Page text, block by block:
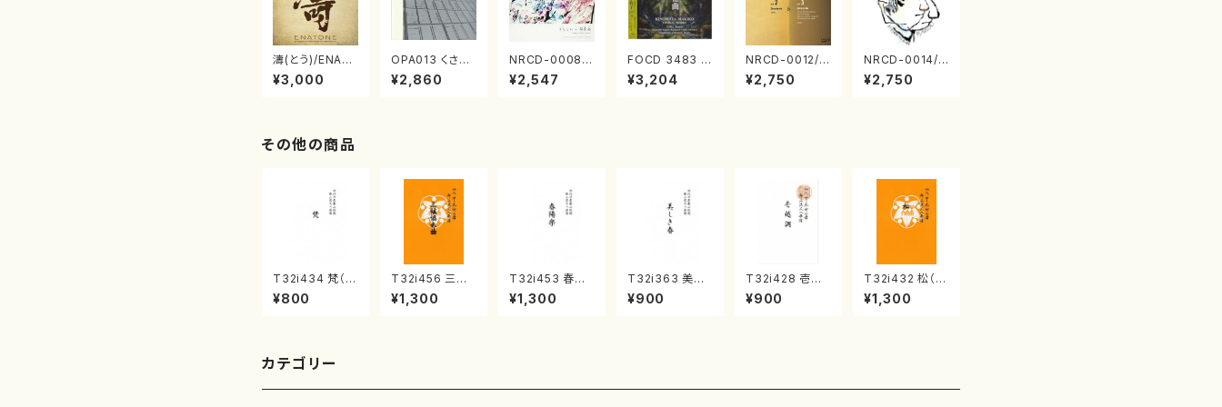
濤(とう)/ENAT
ONE エナトーネ
(CD)
¥3,000
OPA013 くさび
ら／諸井誠(電子
音楽／CD)
¥2,860
NRCD-0008
ブラジルの抽象
画（ギター, パー
¥2,547
FOCD 3483 邪
宗門秘曲(混声
合唱/木下牧子/
¥3,204
NRCD-0012/0
013 MAKOTO
NAKAMURA S
¥2,750
NRCD-0014/0
015 MAKOTO
NAKAMURA S
¥2,750
その他の商品
T32i434 梵（尺
八/大月宗明/楽
譜）都山流公刊
¥800
T32i456 三絃
協奏曲（尺八/中
能島欣一/楽譜）
¥1,300
T32i453 春陽
楽（尺八/宮城道
雄/楽譜）都山流
¥1,300
T32i363 美し
き春（尺八/久本
玄智/楽譜）都山
¥900
T32i428 壱越
調（尺八/初代 中
村双葉/楽譜）都
¥900
T32i432 松（尺
八/宮城道雄/楽
譜）都山流公刊
¥1,300
カテゴリー